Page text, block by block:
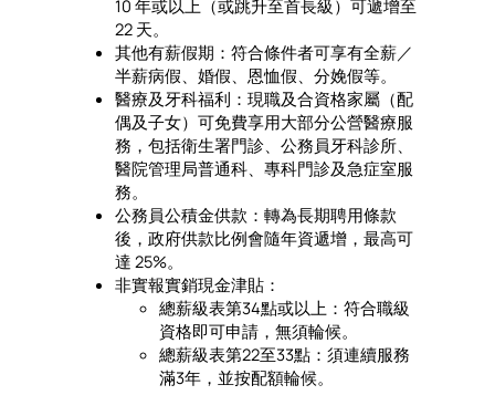
10 年或以上（或跳升至首長級）可遞增至
22 天。
其他有薪假期：符合條件者可享有全薪／
半薪病假、婚假、恩恤假、分娩假等。
醫療及牙科福利：現職及合資格家屬（配
偶及子女）可免費享用大部分公營醫療服
務，包括衛生署門診、公務員牙科診所、
醫院管理局普通科、專科門診及急症室服
務。
公務員公積金供款：轉為長期聘用條款
後，政府供款比例會隨年資遞增，最高可
達 25%。
非實報實銷現金津貼：
總薪級表第34點或以上：符合職級
資格即可申請，無須輪候。
總薪級表第22至33點：須連續服務
滿3年，並按配額輪候。